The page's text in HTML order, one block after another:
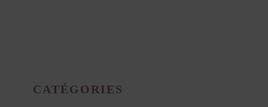
CATÉGORIES